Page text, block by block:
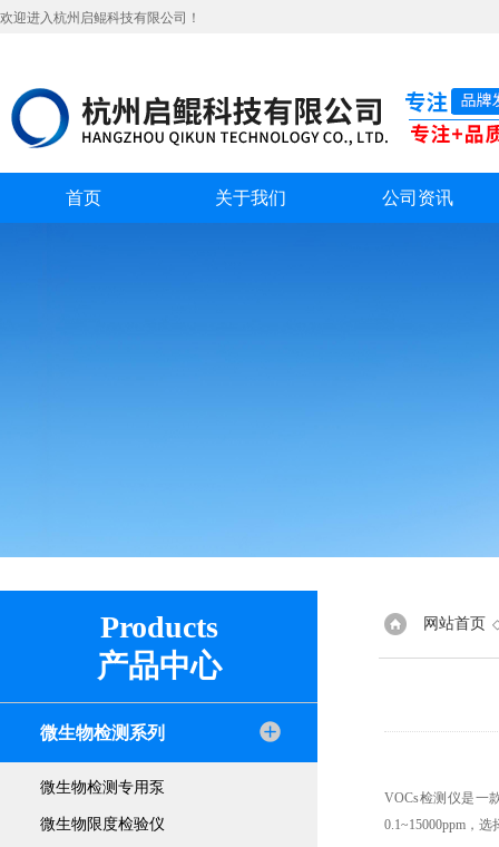
欢迎进入杭州启鲲科技有限公司！
首页 关于我们 公司资讯
Products
产品中心
微生物检测系列
微生物检测专用泵
微生物限度检验仪
网站首页
VOCs检测仪是一
0.1~15000ppm，